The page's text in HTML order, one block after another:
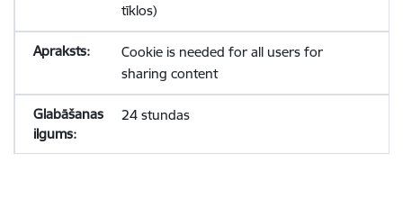
tīklos)
Cookie is needed for all users for
sharing content
24 stundas